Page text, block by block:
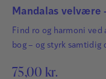
Mandalas velvære
Find ro og harmoni
bog – og styrk
75,00 kr.